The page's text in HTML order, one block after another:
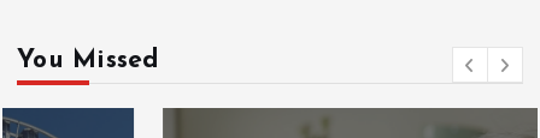
You Missed